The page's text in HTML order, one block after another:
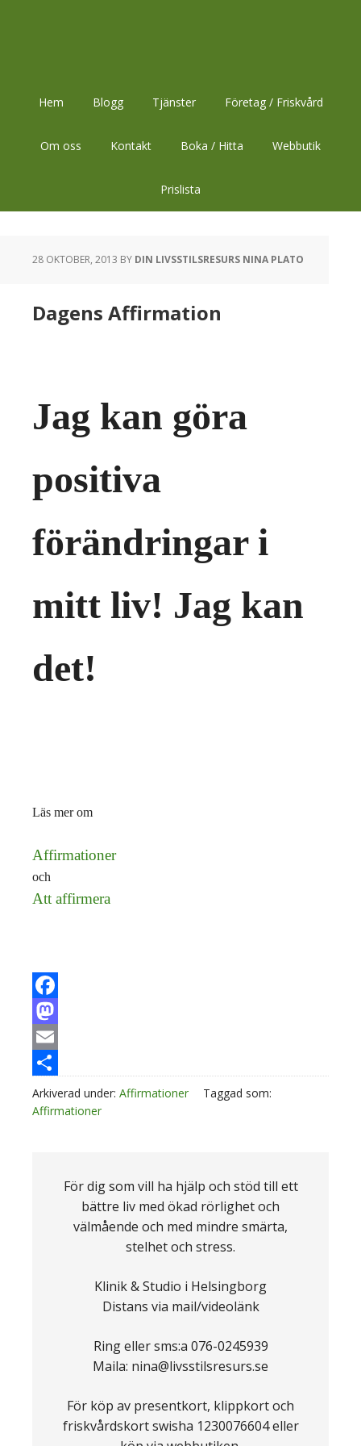
Hem Blogg Tjänster Företag / Friskvård
Om oss Kontakt Boka / Hitta Webbutik
Prislista
28 OKTOBER, 2013 BY DIN LIVSSTILSRESURS NINA PLATO
Dagens Affirmation
Jag kan göra
positiva
förändringar i
mitt liv! Jag kan
det!
Läs mer om
Affirmationer
och
Att affirmera
Facebook
Mastodon
Email
Dela
Arkiverad under: Affirmationer
Taggad som:
Affirmationer
För dig som vill ha hjälp och stöd till ett
bättre liv med ökad rörlighet och
välmående och med mindre smärta,
stelhet och stress.
Klinik & Studio i Helsingborg
Distans via mail/videolänk
Ring eller sms:a 076-0245939
Maila: nina@livsstilsresurs.se
För köp av presentkort, klippkort och
friskvårdskort swisha 1230076604 eller